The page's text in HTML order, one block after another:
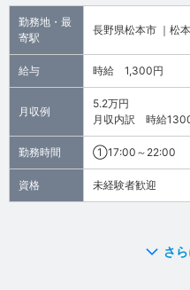
勤務地・最
寄駅
長野県松本市 ｜松
給与 時給 1,300円
月収例
5.2万円
月収内訳 時給
勤務時間 ①17:00～22:00
資格 未経験者歓迎
さ